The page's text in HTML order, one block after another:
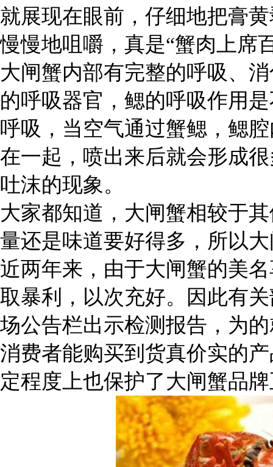
就展现在眼前，仔细地把膏
慢慢地咀嚼，真是“蟹肉上席
大闸蟹内部有完整的呼吸、
的呼吸器官，鳃的呼吸作用
呼吸，当空气通过蟹鳃，鳃
在一起，喷出来后就会形成
吐沫的现象。
大家都知道，大闸蟹相较于
量还是味道要好得多，所以
近两年来，由于大闸蟹的美
取暴利，以次充好。因此有
场公告栏出示检测报告，为
消费者能购买到货真价实的
定程度上也保护了大闸蟹品